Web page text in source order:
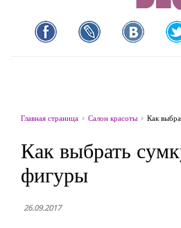
Главная страница Салон красоты Как
Как выбрать
фигуры
26.09.2017